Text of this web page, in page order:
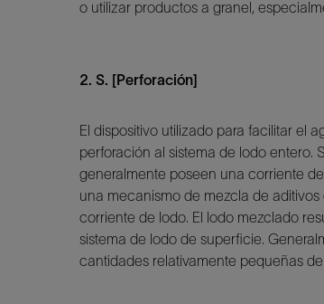
o utilizar productos a granel,
2. S. [Perforación]
El dispositivo utilizado para facilitar el
perforación al sistema de lodo entero.
generalmente poseen una corriente
una mecanismo de mezcla de
corriente de lodo. El lodo mezclado
sistema de lodo de superficie.
cantidades relativamente pequeñas